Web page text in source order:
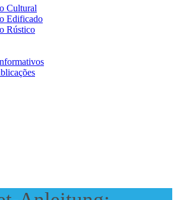
Cultural
Edificado
Rústico